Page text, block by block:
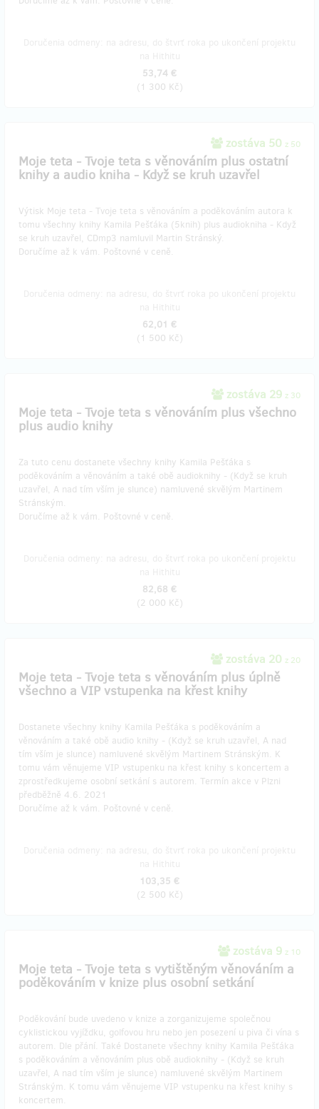
53,74 €
(1 300 Kč)
zostáva 50 z 50
Moje teta - Tvoje teta s věnováním plus ostatní
knihy a audio kniha - Když se kruh uzavřel
Výtisk Moje teta - Tvoje teta s věnováním a poděkováním autora k
tomu všechny knihy Kamila Pešťáka (5knih) plus audiokniha - Když
se kruh uzavřel, CDmp3 namluvil Martin Stránský.
Doručíme až k vám. Poštovné v ceně.
62,01 €
(1 500 Kč)
zostáva 29 z 30
Moje teta - Tvoje teta s věnováním plus všechno
plus audio knihy
Za tuto cenu dostanete všechny knihy Kamila Pešťáka s
poděkováním a věnováním a také obě audioknihy - (Když se kruh
uzavřel, A nad tím vším je slunce) namluvené skvělým Martinem
Stránským.
Doručíme až k vám. Poštovné v ceně.
82,68 €
(2 000 Kč)
zostáva 20 z 20
Moje teta - Tvoje teta s věnováním plus úplně
všechno a VIP vstupenka na křest knihy
Dostanete všechny knihy Kamila Pešťáka s poděkováním a
věnováním a také obě audio knihy - (Když se kruh uzavřel, A nad
tím vším je slunce) namluvené skvělým Martinem Stránským. K
tomu vám věnujeme VIP vstupenku na křest knihy s koncertem a
zprostředkujeme osobní setkání s autorem. Termín akce v Plzni
předběžně 4.6. 2021
Doručíme až k vám. Poštovné v ceně.
103,35 €
(2 500 Kč)
zostáva 9 z 10
Moje teta - Tvoje teta s vytištěným věnováním a
poděkováním v knize plus osobní setkání
Poděkování bude uvedeno v knize a zorganizujeme společnou
cyklistickou vyjíždku, golfovou hru nebo jen posezení u piva či vína s
autorem. Dle přání. Také Dostanete všechny knihy Kamila Pešťáka
s poděkováním a věnováním plus obě audioknihy - (Když se kruh
uzavřel, A nad tím vším je slunce) namluvené skvělým Martinem
Stránským. K tomu vám věnujeme VIP vstupenku na křest knihy s
koncertem.